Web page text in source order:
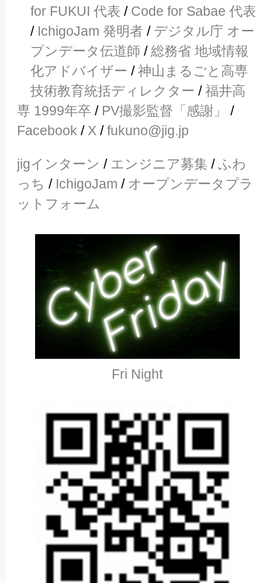
for FUKUI 代表 / Code for Sabae 代表
/ IchigoJam 発明者 / デジタル庁 オー
プンデータ伝道師 /総務省 地域情報
化アドバイザー /神山まるごと高専
技術教育統括ディレクター /福井高
専 1999年卒 / PV撮影監督「感謝」
/
Facebook / X /fukuno@jig.jp
jigインターン / エンジニア募集 /ふわ
っち / IchigoJam / オープンデータプラ
ットフォーム
Fri Night